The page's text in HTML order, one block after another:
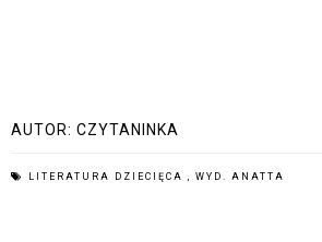
AUTOR: CZYTANINKA
LITERATURA DZIECIĘCA , WYD. ANATTA